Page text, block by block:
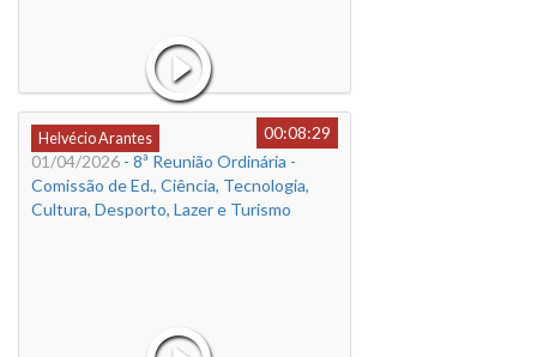
Helvécio Arantes
00:08:29
01/04/2026 - 8ª Reunião Ordinária -
Comissão de Ed., Ciência, Tecnologia,
Cultura, Desporto, Lazer e Turismo